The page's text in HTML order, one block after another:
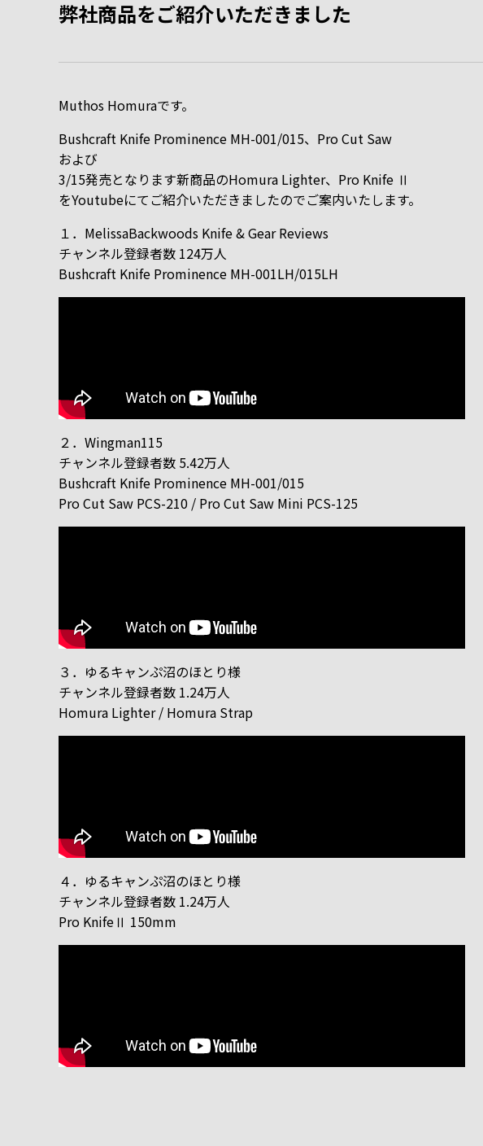
弊社商品をご紹介いただきました
Muthos Homuraです。
Bushcraft Knife Prominence MH-001/015、Pro Cut Saw
および
3/15発売となります新商品のHomura Lighter、Pro Knife Ⅱ
をYoutubeにてご紹介いただきましたのでご案内いたします。
１．MelissaBackwoods Knife & Gear Reviews
チャンネル登録者数 124万人
Bushcraft Knife Prominence MH-001LH/015LH
２．Wingman115
チャンネル登録者数 5.42万人
Bushcraft Knife Prominence MH-001/015
Pro Cut Saw PCS-210 / Pro Cut Saw Mini PCS-125
３．ゆるキャンぷ沼のほとり様
チャンネル登録者数 1.24万人
Homura Lighter / Homura Strap
４．ゆるキャンぷ沼のほとり様
チャンネル登録者数 1.24万人
Pro KnifeⅡ 150mm